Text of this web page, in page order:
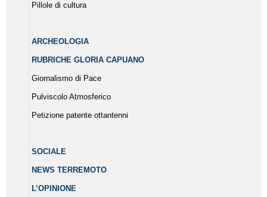
Pillole di cultura
ARCHEOLOGIA
RUBRICHE GLORIA CAPUANO
Giornalismo di Pace
Pulviscolo Atmosferico
Petizione patente ottantenni
SOCIALE
NEWS TERREMOTO
L’OPINIONE